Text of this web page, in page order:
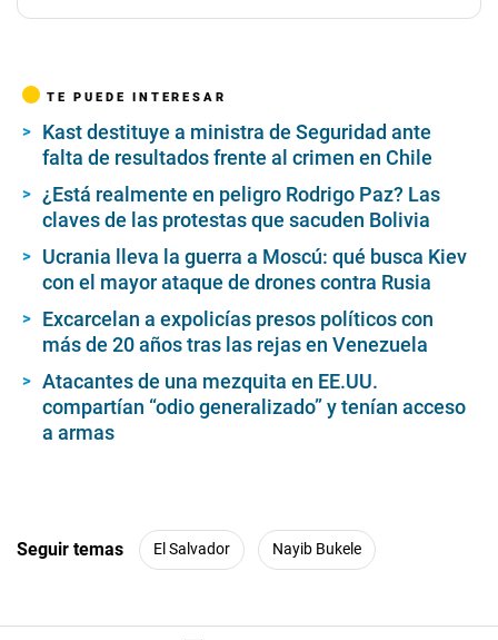
TE PUEDE INTERESAR
Kast destituye a ministra de Seguridad ante
falta de resultados frente al crimen en Chile
¿Está realmente en peligro Rodrigo Paz? Las
claves de las protestas que sacuden Bolivia
Ucrania lleva la guerra a Moscú: qué busca Kiev
con el mayor ataque de drones contra Rusia
Excarcelan a expolicías presos políticos con
más de 20 años tras las rejas en Venezuela
Atacantes de una mezquita en EE.UU.
compartían “odio generalizado” y tenían acceso
a armas
Seguir temas El Salvador Nayib Bukele